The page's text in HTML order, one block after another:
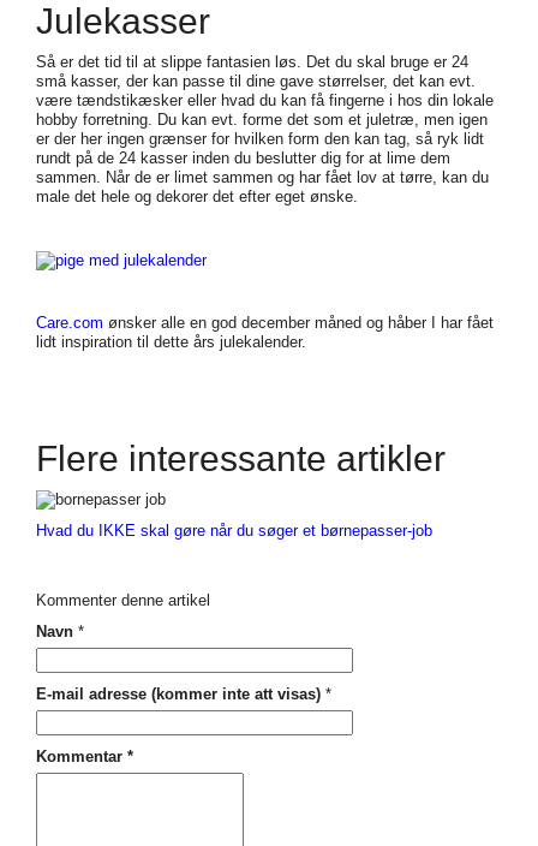
Julekasser
Så er det tid til at slippe fantasien løs. Det du skal bruge er 24
små kasser, der kan passe til dine gave størrelser, det kan evt.
være tændstikæsker eller hvad du kan få fingerne i hos din lokale
hobby forretning. Du kan evt. forme det som et juletræ, men igen
er der her ingen grænser for hvilken form den kan tag, så ryk lidt
rundt på de 24 kasser inden du beslutter dig for at lime dem
sammen. Når de er limet sammen og har fået lov at tørre, kan du
male det hele og dekorer det efter eget ønske.
Care.com ønsker alle en god december måned og håber I har fået
lidt inspiration til dette års julekalender.
Flere interessante artikler
Hvad du IKKE skal gøre når du søger et børnepasser-job
Kommenter denne artikel
Navn *
E-mail adresse (kommer inte att visas) *
Kommentar *